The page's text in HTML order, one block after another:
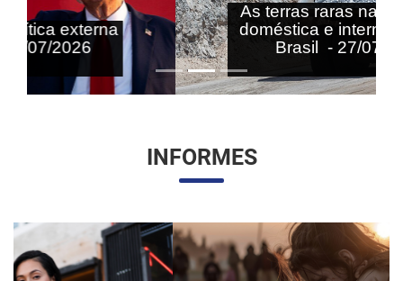
As terras raras nas agendas
doméstica e internacional do
Brasil - 27/07/2026
INFORMES